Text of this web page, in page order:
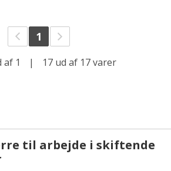
1
af 1 | 17 ud af 17 varer
til arbejde i skiftende